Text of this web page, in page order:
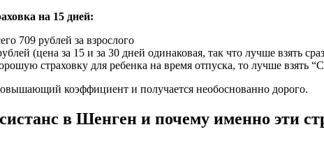
на 15 дней:
709 рублей за взрослого
(цена за 15 и за 30 дней одинаковая, так что лучше взять
страховку для ребенка на время отпуска, то лучше взять
коэффициент и получается необоснованно дорого.
в Шенген и почему именно эти